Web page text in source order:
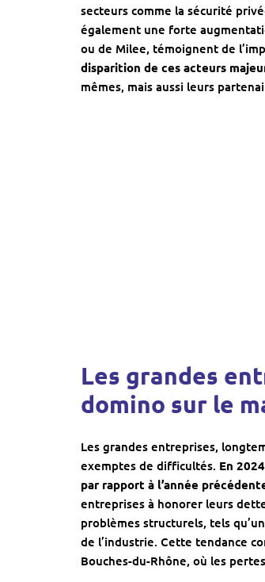
secteurs comme la sécurité
également une forte
ou de Milee, témoignent de
disparition de ces acteurs
mêmes, mais aussi leurs
Les grandes
domino sur le
Les grandes entreprises,
exemptes de difficultés. En
par rapport à l’année
entreprises à honorer leurs
problèmes structurels, tels
de l’industrie. Cette tendance
Bouches-du-Rhône, où les